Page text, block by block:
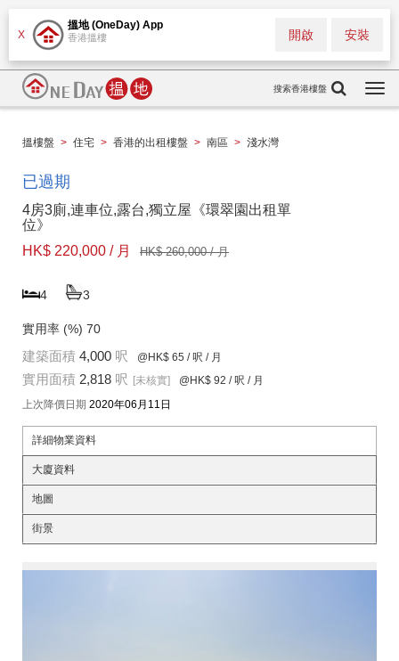
X
搵地 (OneDay) App
香港搵樓 安裝
開啟
搜索香港樓盤
搵樓盤 > 住宅 > 香港的出租樓盤 > 南區 > 淺水灣
已過期
4房3廁,連車位,露台,獨立屋《環翠園出租單
位》
HK$ 220,000 / 月
HK$ 260,000 / 月
4 3
實用率 (%) 70
建築面積 4,000 呎 @HK$ 65 / 呎 / 月
實用面積 2,818 呎 [未核實] @HK$ 92 / 呎 / 月
上次降價日期 2020年06月11日
詳細物業資料
大廈資料
地圖
街景